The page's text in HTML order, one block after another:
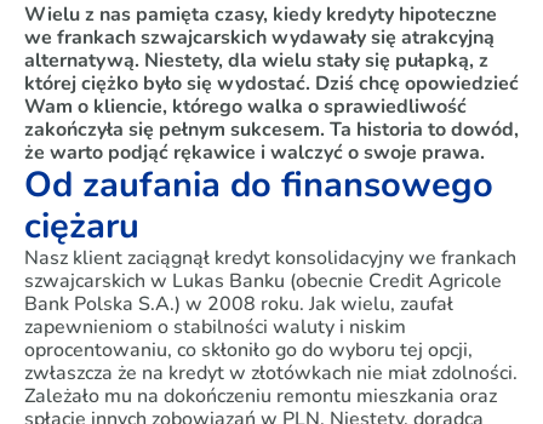
Wielu z nas pamięta czasy, kiedy kredyty hipoteczne
we frankach szwajcarskich wydawały się atrakcyjną
alternatywą. Niestety, dla wielu stały się pułapką, z
której ciężko było się wydostać. Dziś chcę opowiedzieć
Wam o kliencie, którego walka o sprawiedliwość
zakończyła się pełnym sukcesem. Ta historia to dowód,
że warto podjąć rękawice i walczyć o swoje prawa.
Od zaufania do finansowego
ciężaru
Nasz klient zaciągnął kredyt konsolidacyjny we frankach
szwajcarskich w Lukas Banku (obecnie Credit Agricole
Bank Polska S.A.) w 2008 roku. Jak wielu, zaufał
zapewnieniom o stabilności waluty i niskim
oprocentowaniu, co skłoniło go do wyboru tej opcji,
zwłaszcza że na kredyt w złotówkach nie miał zdolności.
Zależało mu na dokończeniu remontu mieszkania oraz